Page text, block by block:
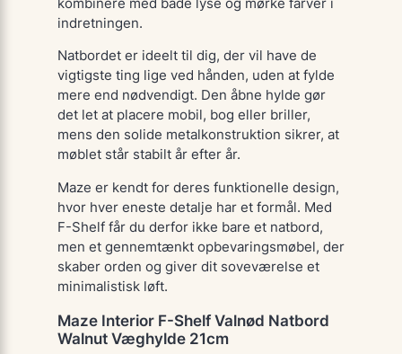
kombinere med både lyse og mørke farver i
indretningen.
Natbordet er ideelt til dig, der vil have de
vigtigste ting lige ved hånden, uden at fylde
mere end nødvendigt. Den åbne hylde gør
det let at placere mobil, bog eller briller,
mens den solide metalkonstruktion sikrer, at
møblet står stabilt år efter år.
Maze er kendt for deres funktionelle design,
hvor hver eneste detalje har et formål. Med
F-Shelf får du derfor ikke bare et natbord,
men et gennemtænkt opbevaringsmøbel, der
skaber orden og giver dit soveværelse et
minimalistisk løft.
Maze Interior F-Shelf Valnød Natbord
Walnut Væghylde 21cm